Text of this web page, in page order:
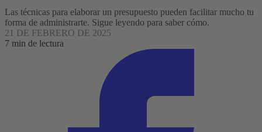
Las técnicas para elaborar un presupuesto pueden facilitar mucho tu
forma de administrarte. Sigue leyendo para saber cómo.
21 DE FEBRERO DE 2025
7 min de lectura